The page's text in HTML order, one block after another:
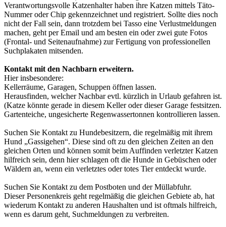
Verantwortungsvolle Katzenhalter haben ihre Katzen mittels Täto-
Nummer oder Chip gekennzeichnet und registriert. Sollte dies noch
nicht der Fall sein, dann trotzdem bei Tasso eine Verlustmeldungen
machen, geht per Email und am besten ein oder zwei gute Fotos
(Frontal- und Seitenaufnahme) zur Fertigung von professionellen
Suchplakaten mitsenden.
Kontakt mit den Nachbarn erweitern.
Hier insbesondere:
Kellerräume, Garagen, Schuppen öffnen lassen.
Herausfinden, welcher Nachbar evtl. kürzlich in Urlaub gefahren ist.
(Katze könnte gerade in diesem Keller oder dieser Garage festsitzen.
Gartenteiche, ungesicherte Regenwassertonnen kontrollieren lassen.
Suchen Sie Kontakt zu Hundebesitzern, die regelmäßig mit ihrem
Hund „Gassigehen“. Diese sind oft zu den gleichen Zeiten an den
gleichen Orten und können somit beim Auffinden verletzter Katzen
hilfreich sein, denn hier schlagen oft die Hunde in Gebüschen oder
Wäldern an, wenn ein verletztes oder totes Tier entdeckt wurde.
Suchen Sie Kontakt zu dem Postboten und der Müllabfuhr.
Dieser Personenkreis geht regelmäßig die gleichen Gebiete ab, hat
wiederum Kontakt zu anderen Haushalten und ist oftmals hilfreich,
wenn es darum geht, Suchmeldungen zu verbreiten.